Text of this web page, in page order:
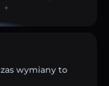
wymiany to